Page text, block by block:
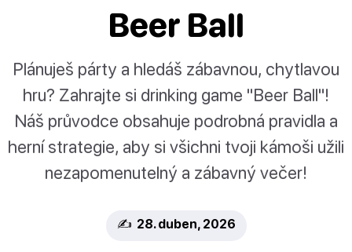
Beer Ball
Plánuješ párty a hledáš zábavnou, chytlavou
hru? Zahrajte si drinking game "Beer Ball"!
Náš průvodce obsahuje podrobná pravidla a
herní strategie, aby si všichni tvoji kámoši užili
nezapomenutelný a zábavný večer!
✍️ 28. duben, 2026